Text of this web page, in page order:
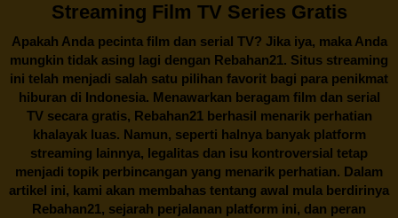
Streaming Film TV Series Gratis
Apakah Anda pecinta film dan serial TV? Jika iya, maka Anda
mungkin tidak asing lagi dengan Rebahan21. Situs streaming
ini telah menjadi salah satu pilihan favorit bagi para penikmat
hiburan di Indonesia. Menawarkan beragam film dan serial
TV secara gratis, Rebahan21berhasil menarik perhatian
khalayak luas. Namun, seperti halnya banyak platform
streaming lainnya, legalitas dan isu kontroversial tetap
menjadi topik perbincangan yang menarik perhatian. Dalam
artikel ini, kami akan membahas tentang awal mula berdirinya
Rebahan21, sejarah perjalanan platform ini, dan peran